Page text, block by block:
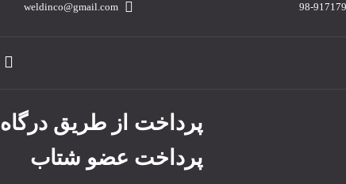
weldinco@gmail.com
پرداخت از طریق درگاه
پرداخت عضو شتاب